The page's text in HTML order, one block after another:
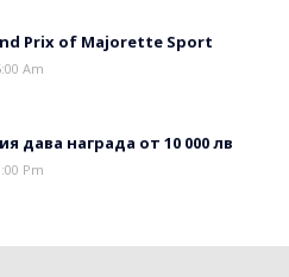
Prix of Majorette Sport
Am
дава награда от 10 000 лв
Pm